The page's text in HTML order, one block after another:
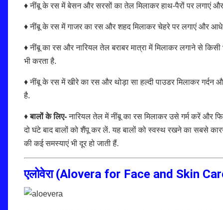
♦ नींबू के रस में बेसन और सरसों का तेल मिलाकर हाथ-पैरों पर लगाएं
♦ नींबू के रस में गाजर का रस और शहद मिलाकर चेहरे पर लगाएं और आधे
♦ नींबू का रस और नारियल तेल बराबर मात्रा में मिलाकर लगाने से
भी करता है.
♦ नींबू के रस में खीरे का रस और थोड़ा सा हल्दी पाउडर मिलाकर
है.
♦बालों के लिए-नारियल तेल में नींबू का रस मिलाकर उसे गर्म करें और
दो घंटे बाद बालों को शैंपू कर लें. यह बालों को स्वस्थ रखने का सबसे
की कई समस्याएं भी दूर हो जाती हैं.
एलोवेरा (Alovera for Face and Skin